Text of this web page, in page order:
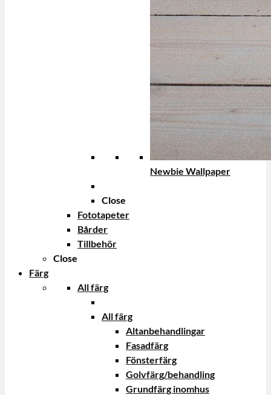
Newbie Wallpaper
Close
Fototapeter
Bårder
Tillbehör
Close
Färg
All färg
All färg
Altanbehandlingar
Fasadfärg
Fönsterfärg
Golvfärg/behandling
Grundfärg inomhus